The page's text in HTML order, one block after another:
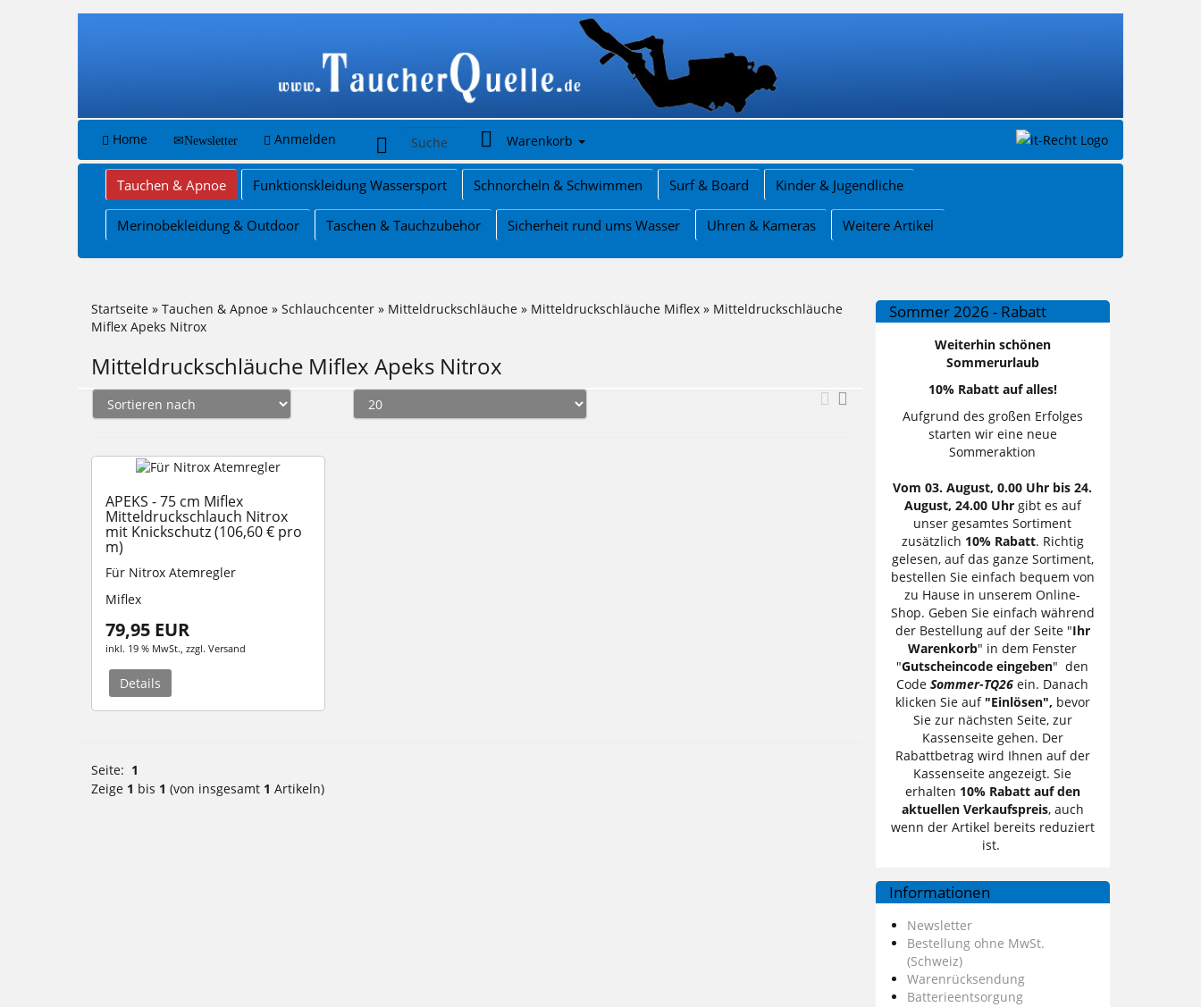
Home Newsletter Anmelden Warenkorb
Tauchen & Apnoe Funktionskleidung Wassersport Schnorcheln & Schwimmen Surf & Board Kinder & Jugendliche
Merinobekleidung & Outdoor Taschen & Tauchzubehör Sicherheit rund ums Wasser Uhren & Kameras Weitere Artikel
Startseite » Tauchen & Apnoe » Schlauchcenter » Mitteldruckschläuche » Mitteldruckschläuche Miflex » Mitteldruckschläuche
Miflex Apeks Nitrox
Mitteldruckschläuche Miflex Apeks Nitrox
APEKS - 75 cm Miflex
Mitteldruckschlauch Nitrox
mit Knickschutz (106,60 € pro
m)
Für Nitrox Atemregler
Miflex
79,95 EUR
inkl. 19 % MwSt. , zzgl. Versand
Details
Seite: 1
Zeige 1 bis 1 (von insgesamt 1 Artikeln)
Sommer 2026 - Rabatt
Weiterhin schönen
Sommerurlaub
10% Rabatt auf alles!
Aufgrund des großen Erfolges
starten wir eine neue
Sommeraktion
Vom 03. August, 0.00 Uhr bis 24.
August, 24.00 Uhr gibt es auf
unser gesamtes Sortiment
zusätzlich 10% Rabatt. Richtig
gelesen, auf das ganze Sortiment,
bestellen Sie einfach bequem von
zu Hause in unserem Online-
Shop. Geben Sie einfach während
der Bestellung auf der Seite "Ihr
Warenkorb" in dem Fenster
"Gutscheincode eingeben" den
CodeSommer-TQ26ein. Danach
klicken Sie auf "Einlösen", bevor
Sie zur nächsten Seite, zur
Kassenseite gehen. Der
Rabattbetrag wird Ihnen auf der
Kassenseite angezeigt. Sie
erhalten 10% Rabatt auf den
aktuellen Verkaufspreis, auch
wenn der Artikel bereits reduziert
ist.
Informationen
Newsletter
Bestellung ohne MwSt.
(Schweiz)
Warenrücksendung
Batterieentsorgung